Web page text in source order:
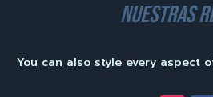
nuestras
You can also style every aspect